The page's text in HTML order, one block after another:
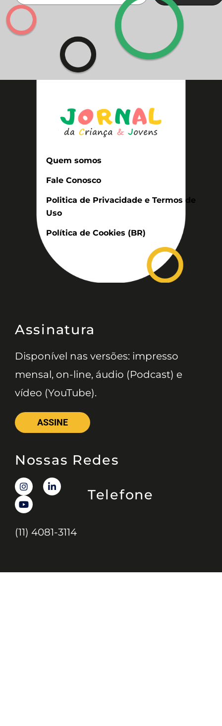
Quem somos
Fale Conosco
Politica de Privacidade e Termos de
Uso
Política de Cookies (BR)
Assinatura
Disponível nas versões: impresso
mensal, on-line, áudio (Podcast) e
vídeo (YouTube).
ASSINE
Nossas Redes
Telefone
(11) 4081-3114